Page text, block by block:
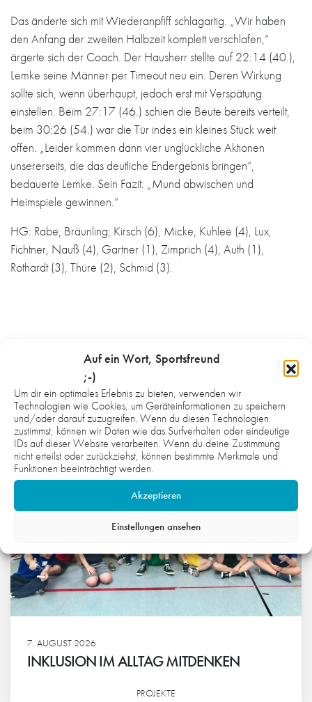
Auf ein Wort, Sportsfreund
;-)
Um dir ein optimales Erlebnis zu bieten, verwenden wir
Technologien wie Cookies, um Geräteinformationen zu speichern
und/oder darauf zuzugreifen. Wenn du diesen Technologien
zustimmst, können wir Daten wie das Surfverhalten oder eindeutige
IDs auf dieser Website verarbeiten. Wenn du deine Zustimmung
nicht erteilst oder zurückziehst, können bestimmte Merkmale und
Funktionen beeinträchtigt werden.
Akzeptieren
Einstellungen ansehen
Das änderte sich mit Wiederanpfiff schlagartig. „Wir haben
den Anfang der zweiten Halbzeit komplett verschlafen,“
ärgerte sich der Coach. Der Hausherr stellte auf 22:14 (40.),
Lemke seine Männer per Timeout neu ein. Deren Wirkung
sollte sich, wenn überhaupt, jedoch erst mit Verspätung
einstellen. Beim 27:17 (46.) schien die Beute bereits verteilt,
beim 30:26 (54.) war die Tür indes ein kleines Stück weit
offen. „Leider kommen dann vier unglückliche Aktionen
unsererseits, die das deutliche Endergebnis bringen“,
bedauerte Lemke. Sein Fazit: „Mund abwischen und
Heimspiele gewinnen.“
HG: Rabe, Bräunling; Kirsch (6), Micke, Kuhlee (4), Lux,
Fichtner, Nauß (4), Gartner (1), Zimprich (4), Auth (1),
Rothardt (3), Thüre (2), Schmid (3).
WAS DICH NOCH INTERESSIEREN
KÖNNTE:
7. AUGUST 2026
INKLUSION IM ALLTAG MITDENKEN
PROJEKTE